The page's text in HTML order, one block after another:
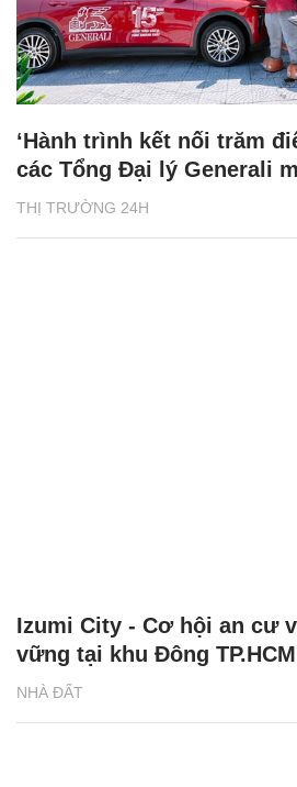
THỊ TRƯỜNG 24H
‘Hành trình kết nối trăm
các Tổng Đại lý Generali
NHÀ ĐẤT
Izumi City - Cơ hội an cư
vững tại khu Đông TP.HCM